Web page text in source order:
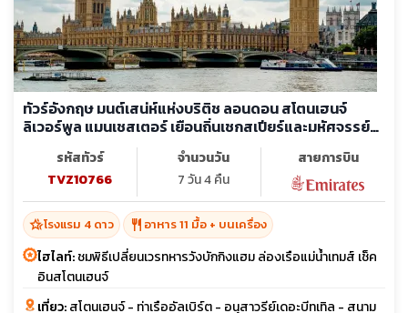
ทัวร์อังกฤษ มนต์เสน่ห์แห่งบริติช ลอนดอน สโตนเฮนจ์
ลิเวอร์พูล แมนเชสเตอร์ เยือนถิ่นเชกสเปียร์และมหัศจรรย์
สถาปัตยกรรมระดับโลก
รหัสทัวร์
TVZ10766
จำนวนวัน
7 วัน 4 คืน
สายการบิน
hotel_classโรงแรม 4 ดาว restaurant อาหาร 11 มื้อ + บนเครื่อง
ไฮไลท์:ชมพิธีเปลี่ยนเวรทหารวังบักกิงแฮม ล่องเรือแม่น้ำเทมส์ เช็ค
อินสโตนเฮนจ์
เที่ยว:สโตนเฮนจ์ - ท่าเรืออัลเบิร์ต - อนุสาวรีย์เดอะบีทเทิล - สนาม